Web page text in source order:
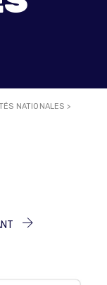
NATIONALES >
ARTICLE